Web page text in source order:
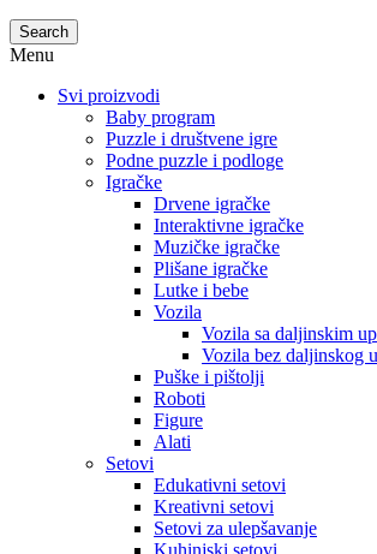
Search
Menu
Svi proizvodi
Baby program
Puzzle i društvene igre
Podne puzzle i podloge
Igračke
Drvene igračke
Interaktivne igračke
Muzičke igračke
Plišane igračke
Lutke i bebe
Vozila
Vozila sa daljinskim
Vozila bez daljinskog
Puške i pištolji
Roboti
Figure
Alati
Setovi
Edukativni setovi
Kreativni setovi
Setovi za ulepšavanje
Kuhinjski setovi